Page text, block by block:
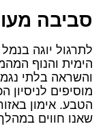
סביבה
לתרגול יוגה
הימית והנוף
והשראה בלתי
מוסיפים
הטבע. אימון
שאנו חווים